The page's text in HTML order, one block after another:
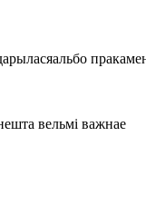
альбо
вельмі важнае